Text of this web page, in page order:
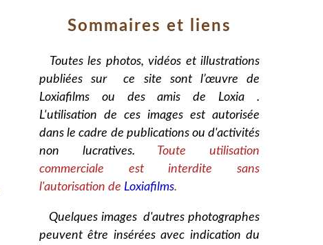
Sommaires et liens
Toutes les photos, vidéos et illustrations
publiées sur ce site sont l’œuvre de
Loxiafilms ou des amis de Loxia .
L'utilisation de ces images est autorisée
dans le cadre de publications ou d'activités
non lucratives. Toute utilisation
commerciale est interdite sans
l'autorisation de Loxiafilms.
Quelques images d'autres photographes
peuvent être insérées avec indication du